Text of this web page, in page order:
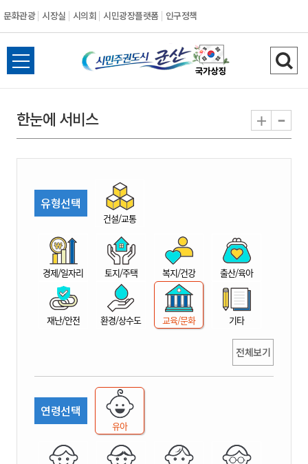
문화관광 시장실 시의회 시민광장플랫폼 인구정책
시
민
권
시
산
전
체
뉴
열
검
색
기
한눈에 서비스 + -
유형선택
건설/교통
경제/일자리 토지/주택 복지/건강 출산/육아
재난/안전 환경/상수도 교육/문화 기타
전체보기
연령선택
유아